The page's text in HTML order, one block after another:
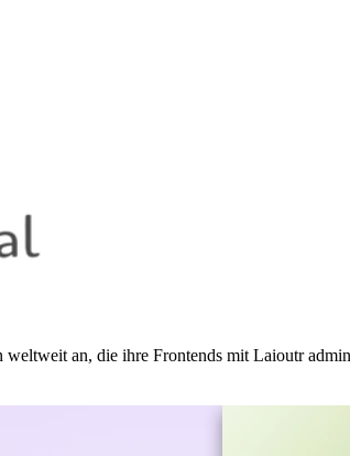
an, die ihre Frontends mit Laioutr